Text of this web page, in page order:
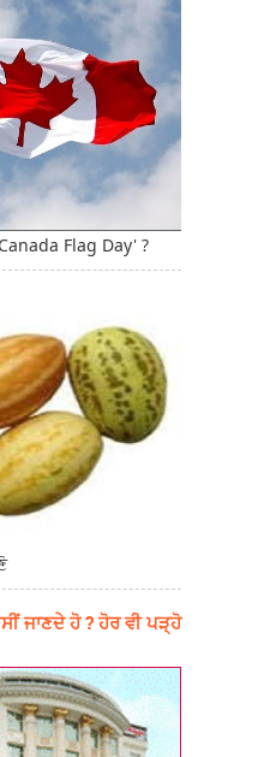
Flag Day' ?
ਜਾਣਦੇ ਹੋ ? ਹੋਰ ਵੀ ਪੜ੍ਹੋ